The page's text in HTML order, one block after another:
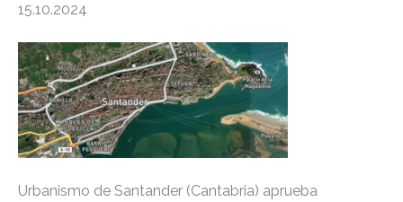
15.10.2024
Urbanismo de Santander (Cantabria) aprueba